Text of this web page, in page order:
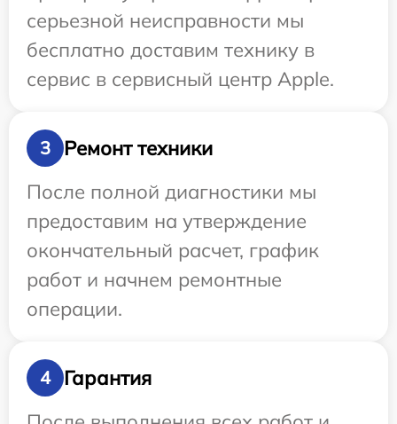
серьезной неисправности мы
бесплатно доставим технику в
сервис в сервисный центр Apple.
3
Ремонт техники
После полной диагностики мы
предоставим на утверждение
окончательный расчет, график
работ и начнем ремонтные
операции.
4
Гарантия